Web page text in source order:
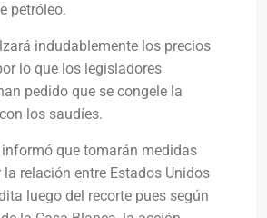
petróleo.
indudablemente los precios
lo que los legisladores
pedido que se congele la
los saudíes.
informó que tomarán medidas
la relación entre Estados Unidos
luego del recorte pues según